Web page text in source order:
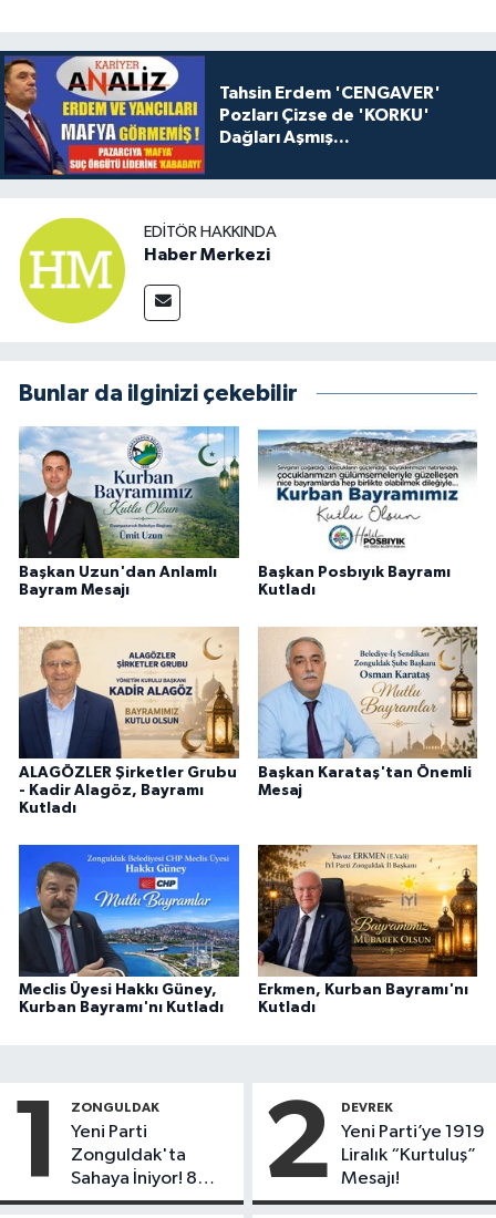
Tahsin Erdem 'CENGAVER'
Pozları Çizse de 'KORKU'
Dağları Aşmış...
EDITÖR HAKKINDA
Haber Merkezi
Bunlar da ilginizi çekebilir
Başkan Uzun'dan Anlamlı
Bayram Mesajı
Başkan Posbıyık Bayramı
Kutladı
ALAGÖZLER Şirketler Grubu
- Kadir Alagöz, Bayramı
Kutladı
Başkan Karataş'tan Önemli
Mesaj
Meclis Üyesi Hakkı Güney,
Kurban Bayramı'nı Kutladı
Erkmen, Kurban Bayramı'nı
Kutladı
1 ZONGULDAK
Yeni Parti
Zonguldak'ta
Sahaya İniyor! 8
İlçede Kurucu
2 DEVREK
Yeni Parti’ye 1919
Liralık “Kurtuluş”
Mesajı!